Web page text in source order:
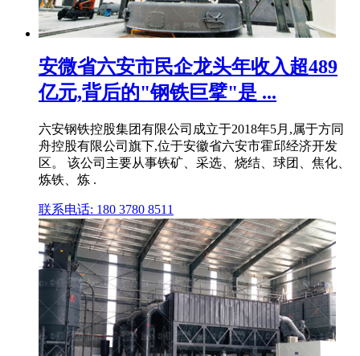
安微省六安市民企龙头年收入超489
亿元,背后的"钢铁巨擘"是 ...
六安钢铁控股集团有限公司成立于2018年5月,属于方同
舟控股有限公司旗下,位于安徽省六安市霍邱经济开发
区。 该公司主要从事铁矿、采选、烧结、球团、焦化、
炼铁、炼 .
联系电话: 180 3780 8511